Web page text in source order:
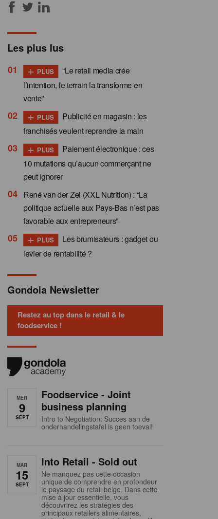
Les plus lus
+ PLUS
“Le retail media crée
l’intention, le terrain la transforme en
vente”
+ PLUS
Publicité en magasin : les
franchisés veulent reprendre la main
+ PLUS
Paiement électronique : ces
10 mutations qu’aucun commerçant ne
peut ignorer
René van der Zel (XXL Nutrition) : “La
politique actuelle aux Pays-Bas n’est pas
favorable aux entrepreneurs”
+ PLUS
Les brumisateurs : gadget ou
levier de rentabilité ?
Gondola Newsletter
Restez au top dans le retail & le
foodservice !
MER
9
SEPT
Foodservice - Joint
business planning
Intro to Negotiation: Succes aan de
onderhandelingstafel is geen toeval!
MAR
15
SEPT
Into Retail - Sold out
Ne manquez pas cette occasion
unique de comprendre en profondeur
le paysage du retail belge. Dans cette
mise à jour essentielle, vous
découvrirez les stratégies des
principaux retailers alimentaires,